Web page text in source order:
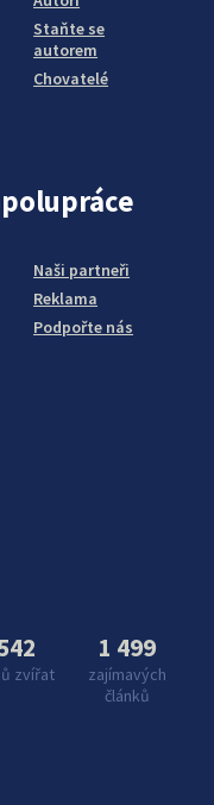
Staňte se
autorem
Chovatelé
Naši partneři
Reklama
Podpořte nás
zvířat
1 499
zajímavých
článků